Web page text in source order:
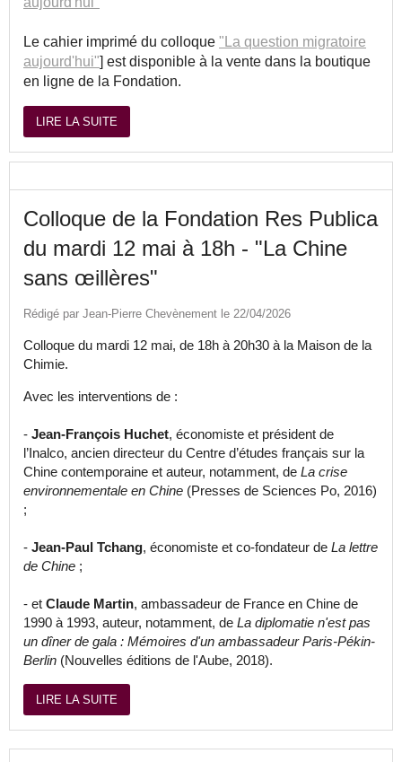
Le cahier imprimé du colloque "La question migratoire
aujourd'hui"] est disponible à la vente dans la boutique
en ligne de la Fondation.
LIRE LA SUITE
Colloque de la Fondation Res Publica
du mardi 12 mai à 18h - "La Chine
sans œillères"
Rédigé par Jean-Pierre Chevènement le 22/04/2026
Colloque du mardi 12 mai, de 18h à 20h30 à la Maison de la
Chimie.
Avec les interventions de :
- Jean-François Huchet, économiste et président de
l’Inalco, ancien directeur du Centre d’études français sur la
Chine contemporaine et auteur, notamment, de La crise
environnementale en Chine (Presses de Sciences Po, 2016)
;
- Jean-Paul Tchang, économiste et co-fondateur de La lettre
de Chine ;
- et Claude Martin, ambassadeur de France en Chine de
1990 à 1993, auteur, notamment, de La diplomatie n'est pas
un dîner de gala : Mémoires d'un ambassadeur Paris-Pékin-
Berlin (Nouvelles éditions de l'Aube, 2018).
LIRE LA SUITE